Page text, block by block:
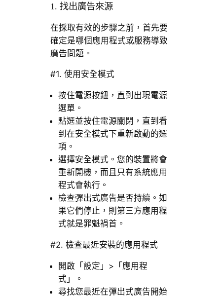
1. 找出廣告來源
在採取有效的步驟之前，首先要
確定是哪個應用程式或服務導致
廣告問題。
#1. 使用安全模式
按住電源按鈕，直到出現電源
選單。
點選並按住電源關閉，直到看
到在安全模式下重新啟動的選
項。
選擇安全模式。您的裝置將會
重新開機，而且只有系統應用
程式會執行。
檢查彈出式廣告是否持續。如
果它們停止，則第三方應用程
式就是罪魁禍首。
#2. 檢查最近安裝的應用程式
開啟「設定」>「應用程
式」。
尋找您最近在彈出式廣告開始